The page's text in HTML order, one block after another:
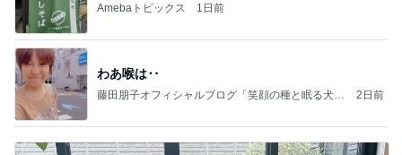
Amebaトピックス 1日前
わあ喉は‥
藤田朋子オフィシャルブログ「笑顔の種と眠る犬」
2日前